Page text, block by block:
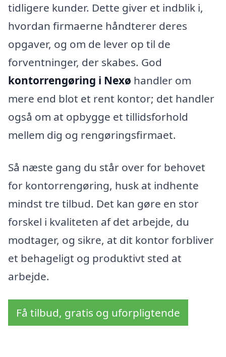
tidligere kunder. Dette giver et indblik i,
hvordan firmaerne håndterer deres
opgaver, og om de lever op til de
forventninger, der skabes. God
kontorrengøring i Nexø handler om
mere end blot et rent kontor; det handler
også om at opbygge et tillidsforhold
mellem dig og rengøringsfirmaet.
Så næste gang du står over for behovet
for kontorrengøring, husk at indhente
mindst tre tilbud. Det kan gøre en stor
forskel i kvaliteten af det arbejde, du
modtager, og sikre, at dit kontor forbliver
et behageligt og produktivt sted at
arbejde.
Få tilbud, gratis og uforpligtende